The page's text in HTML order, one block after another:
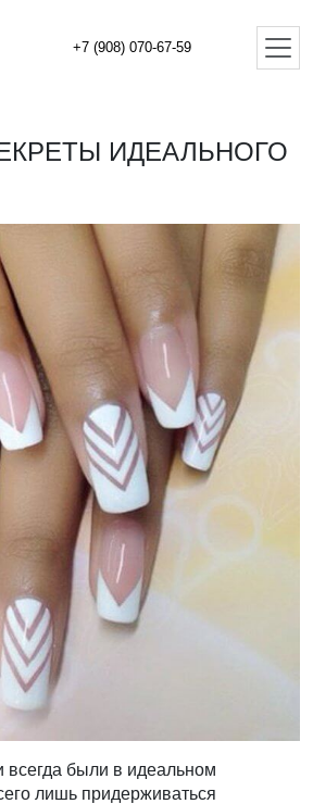
+7 (908) 070-67-59
ИДЕАЛЬНОГО
всегда были в идеальном
лишь придерживаться